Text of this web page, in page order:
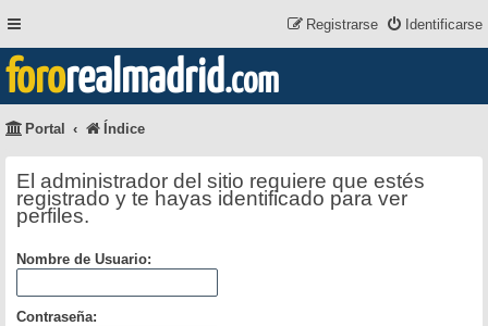
Identificarse
Registrarse
fororealmadrid.com
Portal Índice
El administrador del sitio requiere que estés
registrado y te hayas identificado para ver
perfiles.
Nombre de Usuario:
Contraseña: